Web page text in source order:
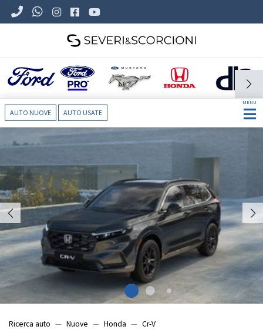
AUTO NUOVE AUTO USATE
MENU
Ricerca auto Nuove Honda Cr-V